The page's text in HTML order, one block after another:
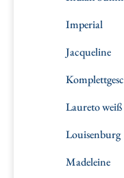
Imperial
Jacqueline
Laureto weiß
Louisenburg
Madeleine